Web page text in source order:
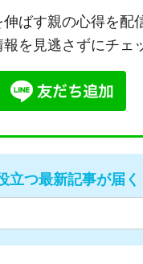
ばす親の心得を配
を見逃さずにチェ
立つ最新記事が届